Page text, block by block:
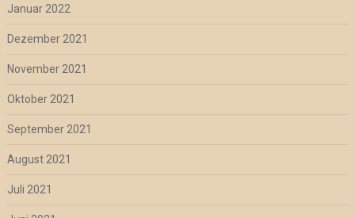
Januar 2022
Dezember 2021
November 2021
Oktober 2021
September 2021
August 2021
Juli 2021